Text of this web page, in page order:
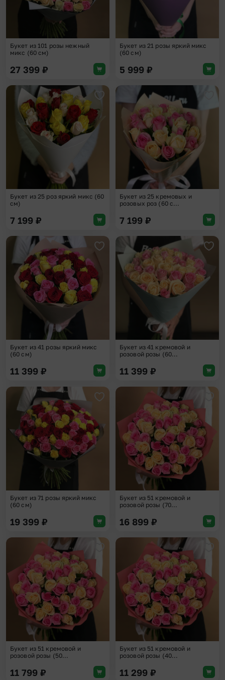
Букет из 101 розы нежный
микс (60 см)
27 399 ₽
Букет из 21 розы яркий микс
(60 см)
5 999 ₽
Добавить в избранное
Букет из 25 роз яркий микс (60
см)
7 199 ₽
Букет из 25 кремовых и
розовых роз (60 с...
7 199 ₽
Добавить в избранное
Букет из 41 розы яркий микс
(60 см)
11 399 ₽
Букет из 41 кремовой и
розовой розы (60...
11 399 ₽
Добавить в избранное
Букет из 71 розы яркий микс
(60 см)
19 399 ₽
Букет из 51 кремовой и
розовой розы (70...
16 899 ₽
Добавить в избранное
Букет из 51 кремовой и
розовой розы (50...
11 799 ₽
Букет из 51 кремовой и
розовой розы (40...
11 299 ₽